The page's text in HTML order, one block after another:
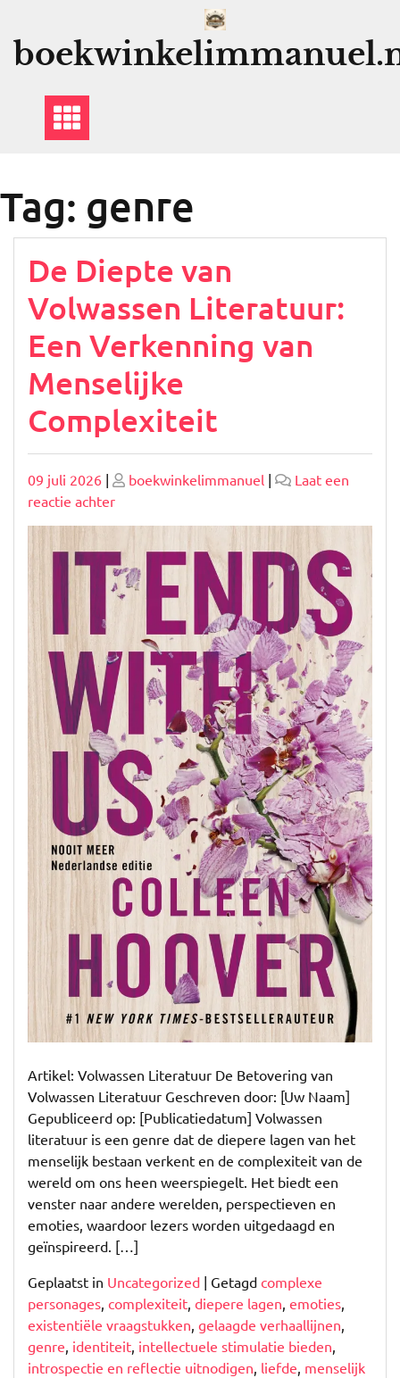
Tag: genre
De Diepte van
Volwassen Literatuur:
Een Verkenning van
Menselijke
Complexiteit
Geplaatst
op
09 juli 2026 | Geplaatst
op
boekwinkelimmanuel |
Laat een
reactie achterop
De
van
Volwassen
Verkenning
van
Menselijke
Complexiteit
Artikel: Volwassen Literatuur De Betovering van
Volwassen Literatuur Geschreven door: [Uw Naam]
Gepubliceerd op: [Publicatiedatum] Volwassen
literatuur is een genre dat de diepere lagen van het
menselijk bestaan verkent en de complexiteit van de
wereld om ons heen weerspiegelt. Het biedt een
venster naar andere werelden, perspectieven en
emoties, waardoor lezers worden uitgedaagd en
geïnspireerd. […]
Geplaatst in Uncategorized | Getagd complexe
personages complexiteit diepere lagen emoties
existentiële vraagstukken gelaagde verhaallijnen
genre identiteit intellectuele stimulatie bieden
introspectie en reflectie uitnodigen liefde menselijk